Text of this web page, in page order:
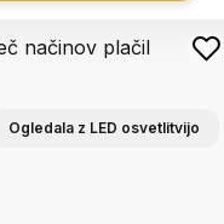
načinov plačil
Ogledala z LED osvetlitvijo